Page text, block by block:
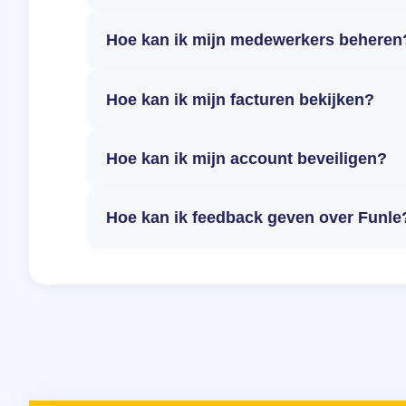
Hoe kan ik mijn medewerkers
Hoe kan ik mijn facturen bekijken?
Hoe kan ik mijn account beveiligen?
Hoe kan ik feedback geven over